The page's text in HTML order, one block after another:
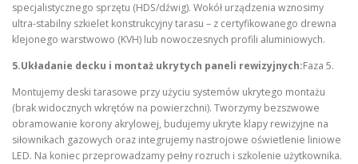
specjalistycznego sprzętu (HDS/dźwig). Wokół urządzenia wznosimy
ultra-stabilny szkielet konstrukcyjny tarasu – z certyfikowanego drewna
klejonego warstwowo (KVH) lub nowoczesnych profili aluminiowych.
5.Układanie decku i montaż ukrytych paneli rewizyjnych:Faza 5.
Montujemy deski tarasowe przy użyciu systemów ukrytego montażu
(brak widocznych wkrętów na powierzchni). Tworzymy bezszwowe
obramowanie korony akrylowej, budujemy ukryte klapy rewizyjne na
siłownikach gazowych oraz integrujemy nastrojowe oświetlenie liniowe
LED. Na koniec przeprowadzamy pełny rozruch i szkolenie użytkownika.